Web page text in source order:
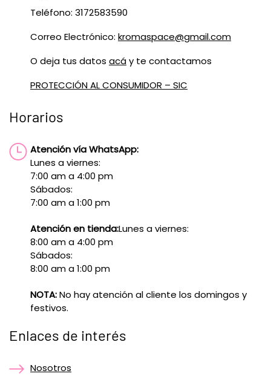
Teléfono: 3172583590
Correo Electrónico: kromaspace@gmail.com
O deja tus datos acáy te contactamos
PROTECCIÓN AL CONSUMIDOR – SIC
Horarios
Atención vía WhatsApp:
Lunes a viernes:
7:00 am a 4:00 pm
Sábados:
7:00 am a 1:00 pm
Atención en tienda:Lunes a viernes:
8:00 am a 4:00 pm
Sábados:
8:00 am a 1:00 pm
NOTA:No hay atención al cliente los domingos y
festivos.
Enlaces de interés
Nosotros